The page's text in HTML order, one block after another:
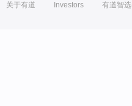
关于有道 Investors 有道智选